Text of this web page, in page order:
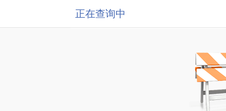
正在查询中